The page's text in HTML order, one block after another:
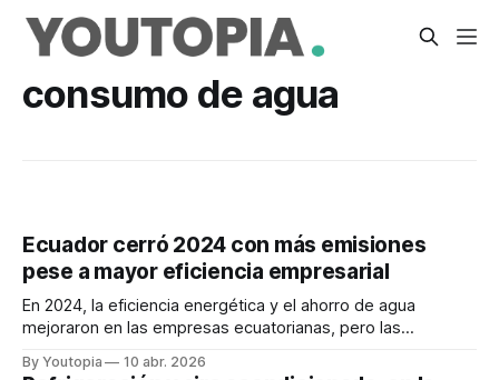
consumo de agua
Ecuador cerró 2024 con más emisiones
pese a mayor eficiencia empresarial
En 2024, la eficiencia energética y el ahorro de agua
mejoraron en las empresas ecuatorianas, pero las
By Youtopia 10 abr. 2026